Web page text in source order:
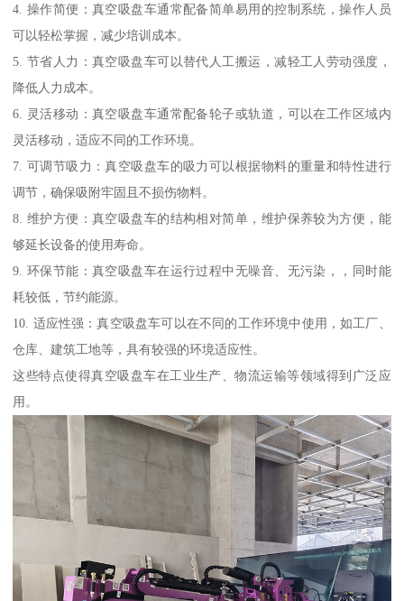
4. 操作简便：真空吸盘车通常配备简单易用的控制系统，操作人员
可以轻松掌握，减少培训成本。
5. 节省人力：真空吸盘车可以替代人工搬运，减轻工人劳动强度，
降低人力成本。
6. 灵活移动：真空吸盘车通常配备轮子或轨道，可以在工作区域内
灵活移动，适应不同的工作环境。
7. 可调节吸力：真空吸盘车的吸力可以根据物料的重量和特性进行
调节，确保吸附牢固且不损伤物料。
8. 维护方便：真空吸盘车的结构相对简单，维护保养较为方便，能
够延长设备的使用寿命。
9. 环保节能：真空吸盘车在运行过程中无噪音、无污染，，同时能
耗较低，节约能源。
10. 适应性强：真空吸盘车可以在不同的工作环境中使用，如工厂、
仓库、建筑工地等，具有较强的环境适应性。
这些特点使得真空吸盘车在工业生产、物流运输等领域得到广泛应
用。